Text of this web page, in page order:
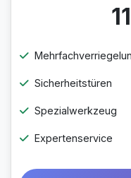
Sicherheitstüren
Spezialwerkzeug
Expertenservice